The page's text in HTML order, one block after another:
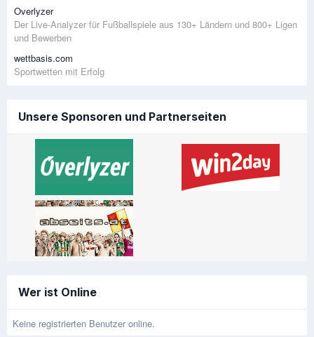
Overlyzer
Der Live-Analyzer für Fußballspiele aus 130+ Ländern und 800+ Ligen
und Bewerben
wettbasis.com
Sportwetten mit Erfolg
Unsere Sponsoren und Partnerseiten
Wer ist Online
Keine registrierten Benutzer online.